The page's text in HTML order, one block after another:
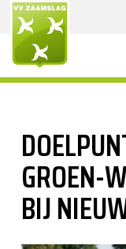
GROEN-
BIJ